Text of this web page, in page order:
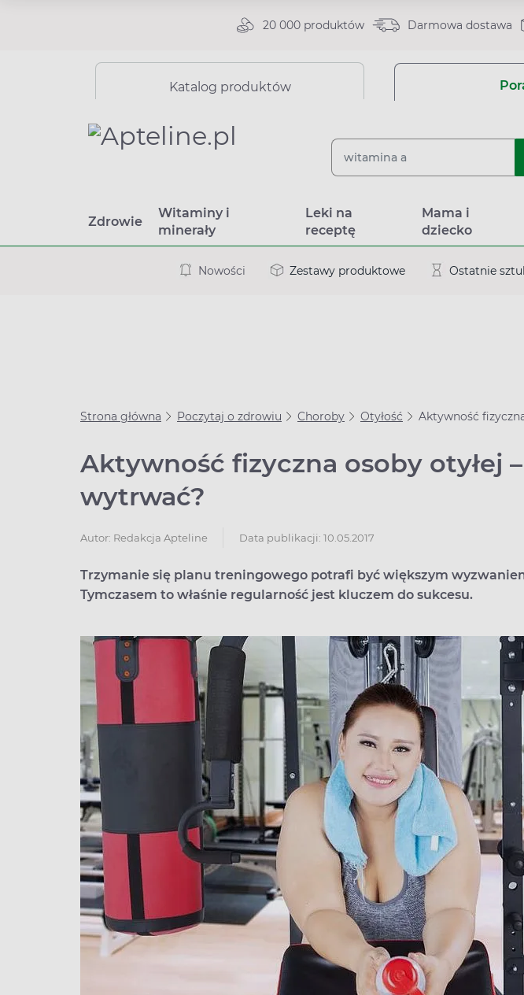
20 000 produktów Darmowa dostawa
Katalog produktów
Zdrowie
Witaminy i
minerały
Leki na
receptę
Mama i
dziecko
Nowości Zestawy produktowe Ostatnie
Strona główna Poczytaj o zdrowiu Choroby Otyłość Aktywność
Aktywność fizyczna osoby otyłej
wytrwać?
Autor: Redakcja Apteline Data publikacji: 10.05.2017
Trzymanie się planu treningowego potrafi być większym
Tymczasem to właśnie regularność jest kluczem do sukcesu.